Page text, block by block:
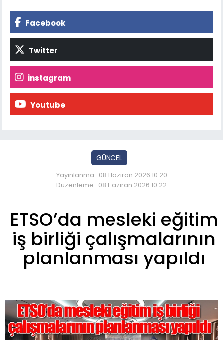
Facebook
Twitter
İnstagram
Youtube
GÜNCEL
Yayınlanma : 08 Haziran 2026 10:20
Düzenleme : 08 Haziran 2026 10:22
ETSO’da mesleki eğitim
iş birliği çalışmalarının
planlanması yapıldı